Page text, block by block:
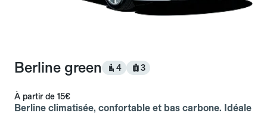
Berline green 4 3
À partir de 15€
Berline climatisée, confortable et bas carbone. Idéale